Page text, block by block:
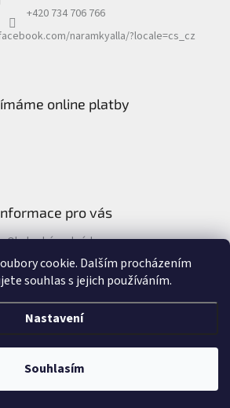
cookie. Dalším procházením
souhlas s jejich používáním.
Nastavení
Souhlasím
+420 734 706 766
naramkyalla/?locale=cs_cz
online platby
pro vás
Obchodní podmínky
odstoupení od kupní smlouvy
Alla - Allashop.cz